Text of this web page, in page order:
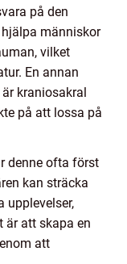
på den
människor
vilket
En annan
kraniosakral
på att lossa på
denne ofta först
kan sträcka
upplevelser,
är att skapa en
att